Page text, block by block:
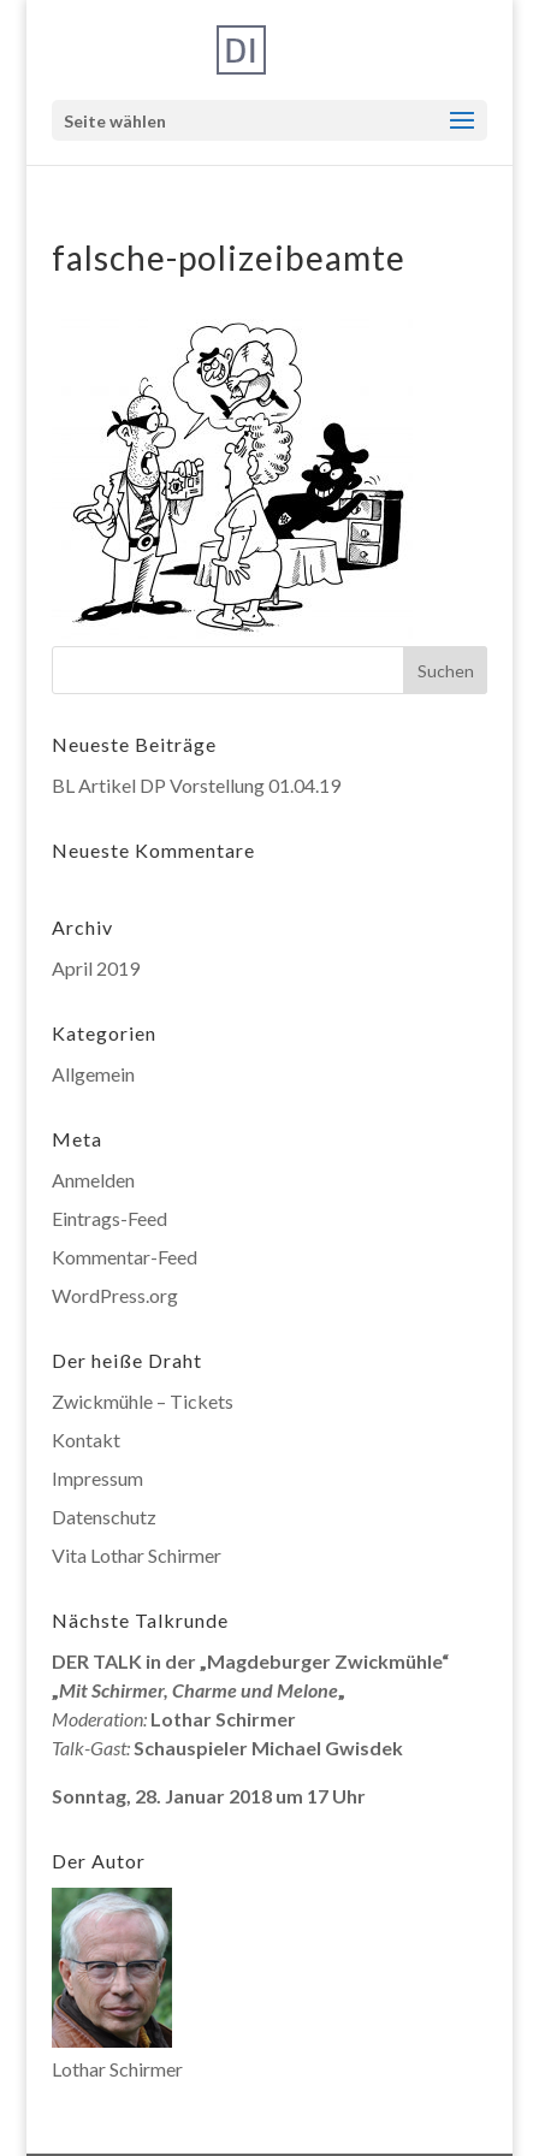
Seite wählen
falsche-polizeibeamte
Neueste Beiträge
BL Artikel DP Vorstellung 01.04.19
Neueste Kommentare
Archiv
April 2019
Kategorien
Allgemein
Meta
Anmelden
Eintrags-Feed
Kommentar-Feed
WordPress.org
Der heiße Draht
Zwickmühle – Tickets
Kontakt
Impressum
Datenschutz
Vita Lothar Schirmer
Nächste Talkrunde
DER TALK in der „Magdeburger Zwickmühle“
„Mit Schirmer, Charme und Melone„
Moderation: Lothar Schirmer
Talk-Gast:Schauspieler Michael Gwisdek
Sonntag, 28. Januar 2018 um 17 Uhr
Der Autor
Lothar Schirmer